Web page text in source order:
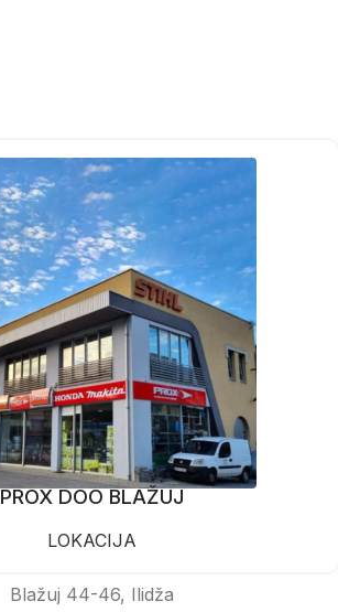
PROX DOO BLAŽUJ
LOKACIJA
Blažuj 44-46, Ilidža